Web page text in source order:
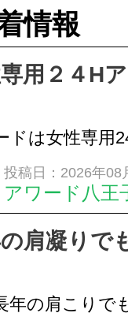
情報
用２４H
ドは女性専用
テを 思いっ
投稿日：2026年08
アワード八王
24時間ジム&
脱毛肩凝りで
年の肩こりで